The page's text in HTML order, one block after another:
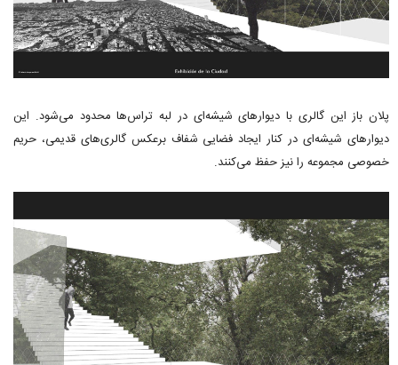
پلان باز این گالری با دیوارهای شیشه‌ای در لبه تراس‌ها محدود می‌شود. این
دیوارهای شیشه‌ای در کنار ایجاد فضایی شفاف برعکس گالری‌های قدیمی، حریم
خصوصی مجموعه را نیز حفظ می‌کنند.